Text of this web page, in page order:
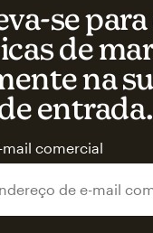
de
na
entrada.
mail comercial